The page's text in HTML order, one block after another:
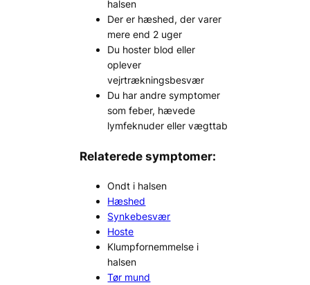
halsen
Der er hæshed, der varer
mere end 2 uger
Du hoster blod eller
oplever
vejrtrækningsbesvær
Du har andre symptomer
som feber, hævede
lymfeknuder eller vægttab
Relaterede symptomer:
Ondt i halsen
Hæshed
Synkebesvær
Hoste
Klumpfornemmelse i
halsen
Tør mund